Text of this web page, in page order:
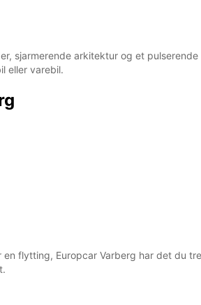
sjarmerende arkitektur og et
eller varebil.
flytting, Europcar Varberg har det du